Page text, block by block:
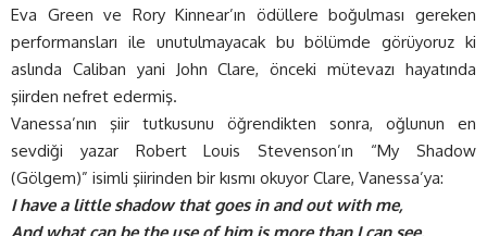
Eva Green ve Rory Kinnear’ın ödüllere boğulması gereken
performansları ile unutulmayacak bu bölümde görüyoruz ki
aslında Caliban yani John Clare, önceki mütevazı hayatında
şiirden nefret edermiş.
Vanessa’nın şiir tutkusunu öğrendikten sonra, oğlunun en
sevdiği yazar Robert Louis Stevenson’ın “My Shadow
(Gölgem)” isimli şiirinden bir kısmı okuyor Clare, Vanessa’ya:
I have a little shadow that goes in and out with me,